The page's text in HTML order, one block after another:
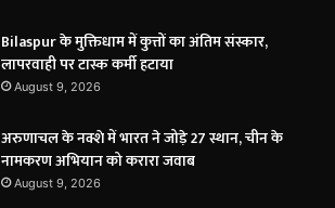
Bilaspur के मुक्तिधाम में कुत्तों का अंतिम संस्कार,
लापरवाही पर टास्क कर्मी हटाया
August 9, 2026
अरुणाचल के नक्शे में भारत ने जोड़े 27 स्थान, चीन के
नामकरण अभियान को करारा जवाब
August 9, 2026